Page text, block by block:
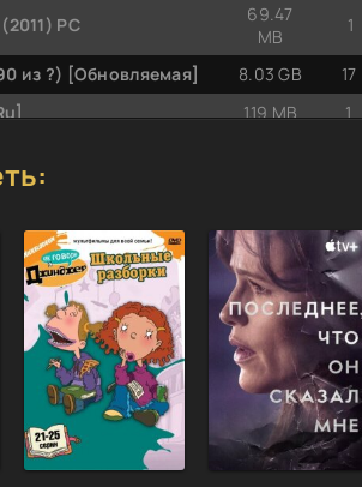
PC
69.47
MB
1
из ?) [Обновляемая] 8.03 GB 17
1.19 MB 1
kbps]
70.9
MB
2